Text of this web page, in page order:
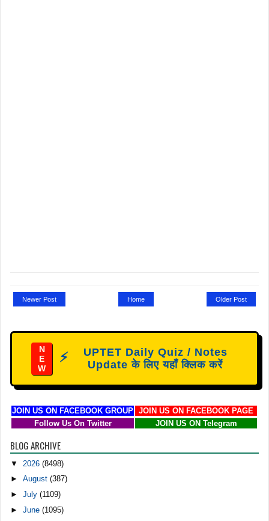
Newer Post Older Post
Home
N
E
W
⚡
UPTET Daily Quiz / Notes
Update के लिए यहाँ क्लिक करें
JOIN US ON FACEBOOK GROUP
JOIN US ON FACEBOOK PAGE
Follow Us On Twitter
JOIN US ON Telegram
BLOG ARCHIVE
▼2026(8498)
►August(387)
►July(1109)
►June(1095)